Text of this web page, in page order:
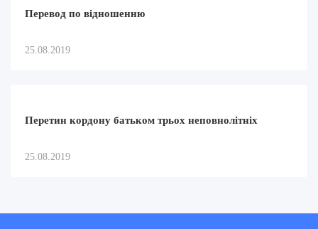
Перевод по відношенню
25.08.2019
Перетин кордону батьком трьох неповнолітніх
25.08.2019